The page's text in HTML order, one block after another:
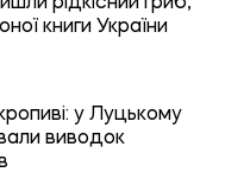
книги України
у Луцькому
виводок